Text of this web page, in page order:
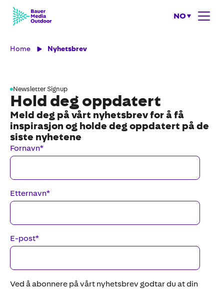
NO
Home Nyhetsbrev
Newsletter Signup
Hold deg oppdatert
Meld deg på vårt nyhetsbrev for å få
inspirasjon og holde deg oppdatert på de
siste nyhetene
Fornavn*
Etternavn*
E-post*
Ved å abonnere på vårt nyhetsbrev godtar du at din